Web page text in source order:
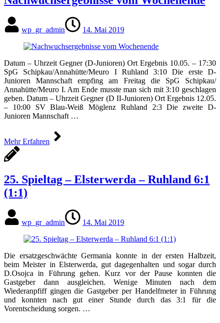
wp_gr_admin 14. Mai 2019
Datum – Uhrzeit Gegner (D-Junioren) Ort Ergebnis 10.05. – 17:30
SpG Schipkau/​Annahütte/​Meuro I Ruhland 3:10 Die erste D-
Junioren Mannschaft empfing am Freitag die SpG Schipkau/​
Annahütte/​Meuro I. Am Ende musste man sich mit 3:10 geschlagen
geben. Datum – Uhrzeit Gegner (D II-Junioren) Ort Ergebnis 12.05.
– 10:00 SV Blau-Weiß Möglenz Ruhland 2:3 Die zweite D-
Junioren Mannschaft …
Mehr Erfahren
25. Spieltag – Elsterwerda – Ruhland 6:1
(1:1)
wp_gr_admin 14. Mai 2019
Die ersatzgeschwächte Germania konnte in der ersten Halbzeit,
beim Meister in Elsterwerda, gut dagegenhalten und sogar durch
D.Osojca in Führung gehen. Kurz vor der Pause konnten die
Gastgeber dann ausgleichen. Wenige Minuten nach dem
Wiederanpfiff gingen die Gastgeber per Handelfmeter in Führung
und konnten nach gut einer Stunde durch das 3:1 für die
Vorentscheidung sorgen. …